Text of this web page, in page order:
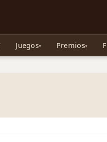
Juegos Premios